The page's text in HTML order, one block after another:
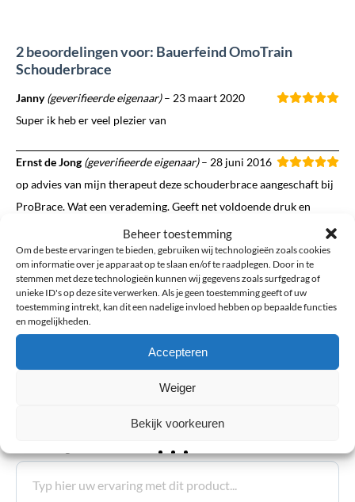
Beheer toestemming
Om de beste ervaringen te bieden, gebruiken wij technologieën zoals cookies
om informatie over je apparaat op te slaan en/of te raadplegen. Door in te
stemmen met deze technologieën kunnen wij gegevens zoals surfgedrag of
unieke ID's op deze site verwerken. Als je geen toestemming geeft of uw
toestemming intrekt, kan dit een nadelige invloed hebben op bepaalde functies
en mogelijkheden.
Accepteren
Weiger
Bekijk voorkeuren
2 beoordelingen voor: Bauerfeind OmoTrain
Schouderbrace
Janny(geverifieerde eigenaar) – 23 maart 2020
Super ik heb er veel plezier van
Ernst de Jong (geverifieerde eigenaar) – 28 juni 2016
op advies van mijn therapeut deze schouderbrace aangeschaft bij
ProBrace. Wat een verademing. Geeft net voldoende druk en
steun aan mijn schouder waardoor ik prettiger de dag doorkom.
Bedankt voor het advies via de chat! handig systeem.
Wil je je eigen beoordeling toevoegen?
Het e-mailadres wordt niet gepubliceerd. Verplichte velden zijn
gemarkeerd met *